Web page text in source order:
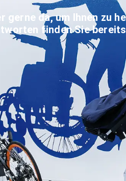
gerne da, um Ihnen zu
finden Sie